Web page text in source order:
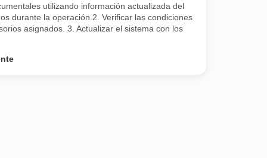
utilizando información actualizada del
durante la operación.2. Verificar las condiciones
asignados. 3. Actualizar el sistema con los